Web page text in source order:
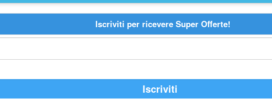
Iscriviti per ricevere Super Offerte!
Iscriviti